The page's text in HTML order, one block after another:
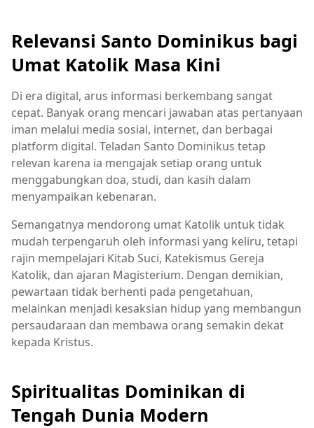
Relevansi Santo Dominikus bagi
Umat Katolik Masa Kini
Di era digital, arus informasi berkembang sangat
cepat. Banyak orang mencari jawaban atas pertanyaan
iman melalui media sosial, internet, dan berbagai
platform digital. Teladan Santo Dominikus tetap
relevan karena ia mengajak setiap orang untuk
menggabungkan doa, studi, dan kasih dalam
menyampaikan kebenaran.
Semangatnya mendorong umat Katolik untuk tidak
mudah terpengaruh oleh informasi yang keliru, tetapi
rajin mempelajari Kitab Suci, Katekismus Gereja
Katolik, dan ajaran Magisterium. Dengan demikian,
pewartaan tidak berhenti pada pengetahuan,
melainkan menjadi kesaksian hidup yang membangun
persaudaraan dan membawa orang semakin dekat
kepada Kristus.
Spiritualitas Dominikan di
Tengah Dunia Modern